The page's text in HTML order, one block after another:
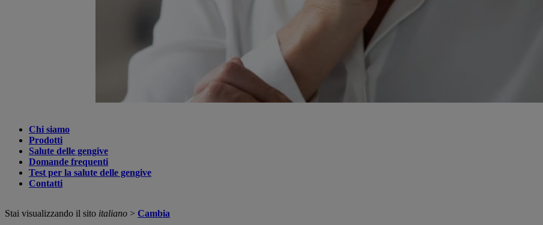
Chi siamo
Prodotti
Salute delle gengive
Domande frequenti
Test per la salute delle gengive
Contatti
Stai visualizzando il sito italiano > Cambia